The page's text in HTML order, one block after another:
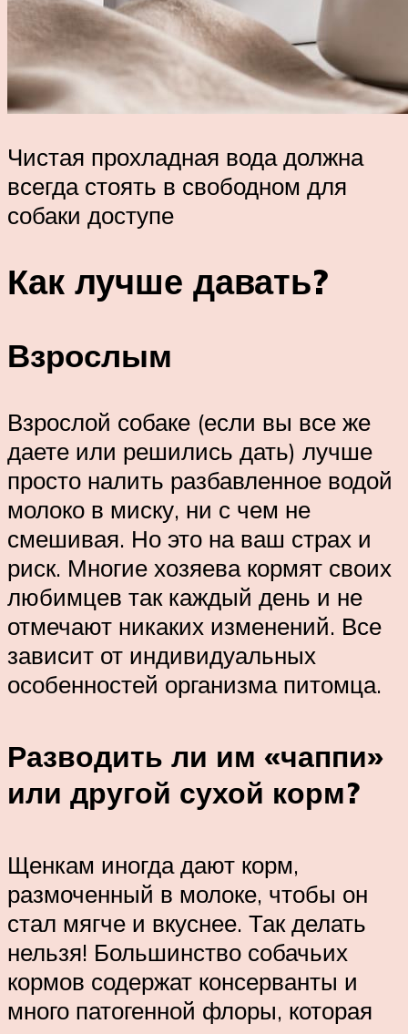
Чистая прохладная вода должна
всегда стоять в свободном для
собаки доступе
Как лучше давать?
Взрослым
Взрослой собаке (если вы все же
даете или решились дать) лучше
просто налить разбавленное водой
молоко в миску, ни с чем не
смешивая. Но это на ваш страх и
риск. Многие хозяева кормят своих
любимцев так каждый день и не
отмечают никаких изменений. Все
зависит от индивидуальных
особенностей организма питомца.
Разводить ли им «чаппи»
или другой сухой корм?
Щенкам иногда дают корм,
размоченный в молоке, чтобы он
стал мягче и вкуснее. Так делать
нельзя! Большинство собачьих
кормов содержат консерванты и
много патогенной флоры, которая